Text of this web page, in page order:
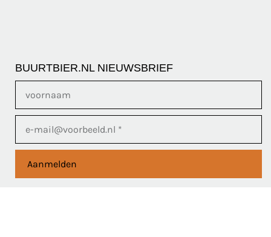
BUURTBIER.NL NIEUWSBRIEF
Aanmelden